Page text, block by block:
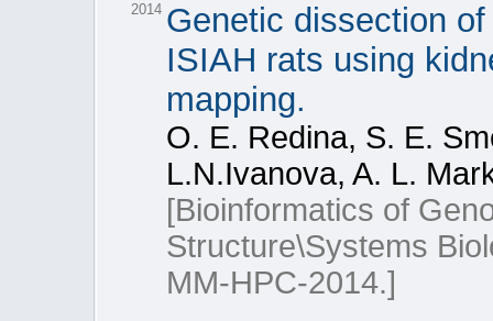
2014 Genetic dissection
ISIAH rats using
mapping.
O. E. Redina, S. E.
L.N.Ivanova, A. L.
[Bioinformatics of
Structure\Systems
MM-HPC-2014.]